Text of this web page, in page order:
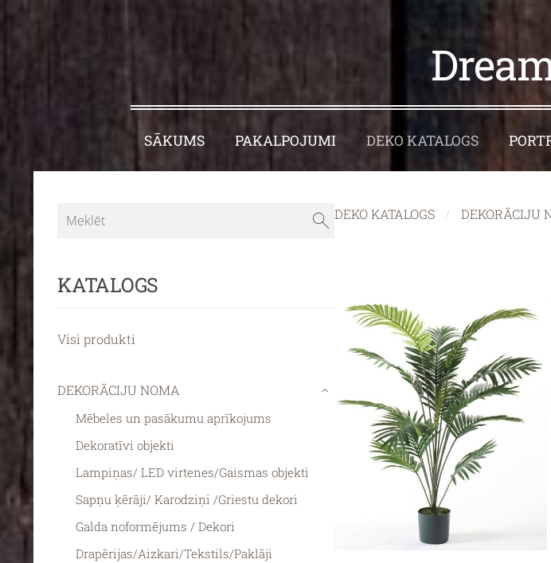
SĀKUMS PAKALPOJUMI DEKO KATALOGS
KATALOGS
Visi produkti
DEKORĀCIJU NOMA
Mēbeles un pasākumu aprīkojums
Dekoratīvi objekti
Lampiņas/ LED virtenes/Gaismas objekti
Sapņu ķērāji/ Karodziņi /Griestu dekori
Galda noformējums / Dekori
Drapērijas/Aizkari/Tekstils/Paklāji
›
DEKO KATALOGS DEKORĀCIJU